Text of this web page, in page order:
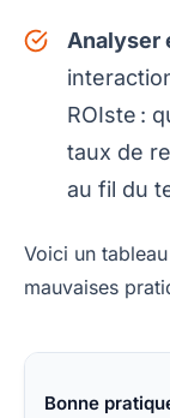
Analyser
ROIste :
taux de
au fil du
Voici un
mauvaises
Bonne